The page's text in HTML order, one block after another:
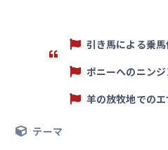
引き馬による乗
ポニーへのニン
羊の放牧地での
テーマ